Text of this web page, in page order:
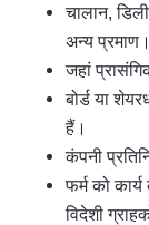
चालान,
अन्य प्रमाण।
जहां
बोर्ड या
हैं।
कंपनी
फर्म को
विदेशी